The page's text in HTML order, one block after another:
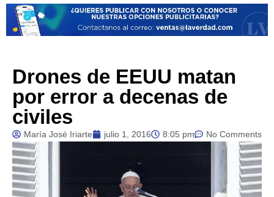
Drones de EEUU matan
por error a decenas de
civiles
María José Iriarte julio 1, 2016 8:05 pm No Comments